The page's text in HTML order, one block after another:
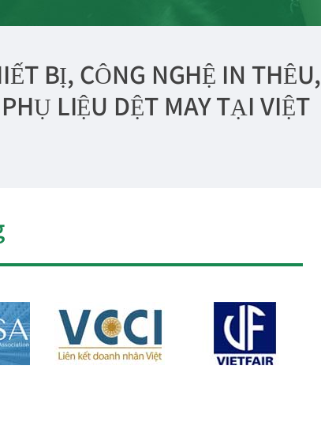
BỊ, CÔNG NGHỆ IN THÊU,
LIỆU DỆT MAY TẠI VIỆT